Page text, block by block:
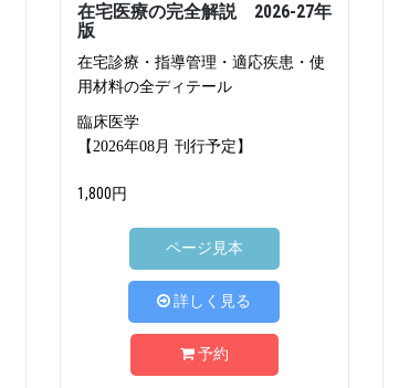
在宅医療の完全解説 2026-27年
版
在宅診療・指導管理・適応疾患・使
用材料の全ディテール
臨床医学
【2026年08月 刊行予定】
1,800円
ページ見本
詳しく見る
予約